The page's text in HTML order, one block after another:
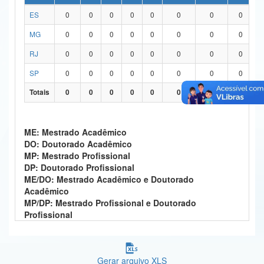
Ministério da Ciência, Tecnologia, Inovações e Comunicações
Ministério do Meio Ambiente
Ministério do Turismo
Ministério do Desenvolvimento Regional
Ministério da Mulher, da Família e dos Direitos Humanos
Secretaria-Geral
Secretaria de Governo
Gabinete de Segurança Institucional
ES
0 0 0 0 0 0 0 0
MG
0 0 0 0 0 0 0 0
RJ
0 0 0 0 0 0 0 0
SP
0 0 0 0 0 0 0 0
Totais
0 0 0 0 0 0 0 0
ME: Mestrado Acadêmico
DO: Doutorado Acadêmico
MP: Mestrado Profissional
DP: Doutorado Profissional
ME/DO: Mestrado Acadêmico e Doutorado
Acadêmico
MP/DP: Mestrado Profissional e Doutorado
Profissional
Gerar arquivo XLS